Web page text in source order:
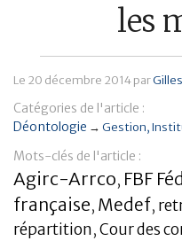
Immobilier
Banque
les
Le 20 décembre 2014par
Catégories de l'article :
Déontologie → Gestion
Mots-clés de l'article :
Agirc-Arrco, FBF
française, Medef,
répartition, Cour des